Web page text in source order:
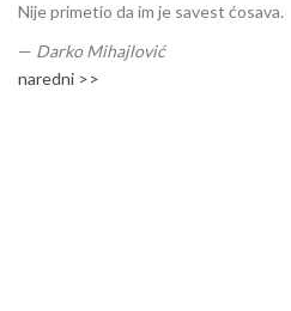
Nije primetio da im je savest ćosava.
— Darko Mihajlović
naredni >>